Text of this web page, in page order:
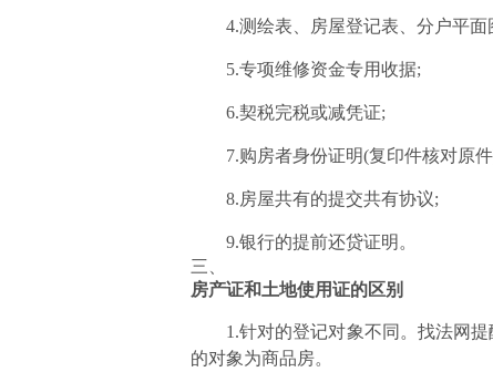
4.测绘表、房屋登记表、分户平面
5.专项维修资金专用收据;
6.契税完税或减凭证;
7.购房者身份证明(复印件核对原
8.房屋共有的提交共有协议;
9.银行的提前还贷证明。
三、
房产证和土地使用证的区别
1.针对的登记对象不同。找法网
的对象为商品房。